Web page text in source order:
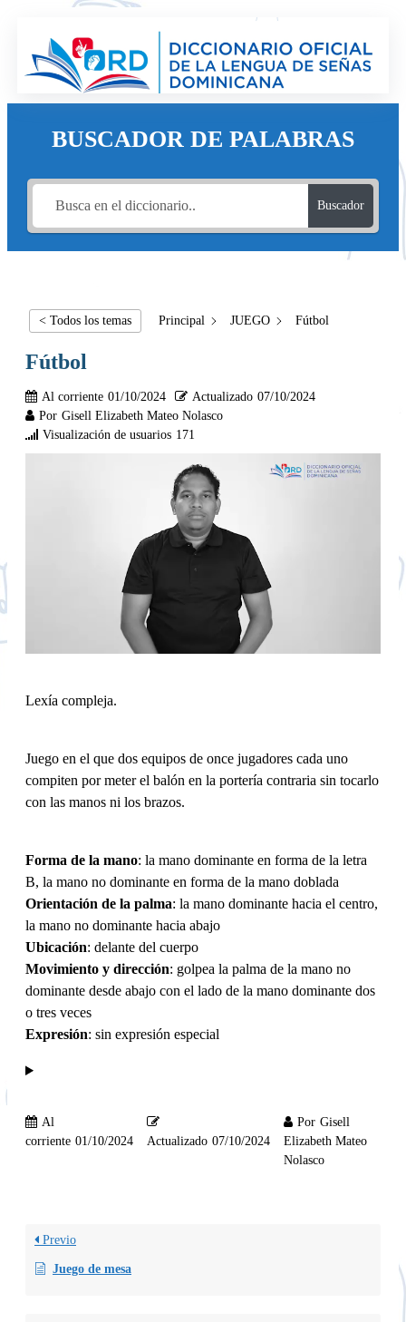
BUSCADOR DE PALABRAS
Buscador
< Todos los temas Principal JUEGO Fútbol
Fútbol
Al corriente 01/10/2024 Actualizado 07/10/2024
Por Gisell Elizabeth Mateo Nolasco
Visualización de usuarios 171
Lexía compleja.
Juego en el que dos equipos de once jugadores cada uno
compiten por meter el balón en la portería contraria sin tocarlo
con las manos ni los brazos.
Forma de la mano: la mano dominante en forma de la letra
B, la mano no dominante en forma de la mano doblada
Orientación de la palma: la mano dominante hacia el centro,
la mano no dominante hacia abajo
Ubicación: delante del cuerpo
Movimiento y dirección: golpea la palma de la mano no
dominante desde abajo con el lado de la mano dominante dos
o tres veces
Expresión: sin expresión especial
Al
corriente 01/10/2024 Actualizado 07/10/2024
Por Gisell
Elizabeth Mateo
Nolasco
Previo
Juego de mesa